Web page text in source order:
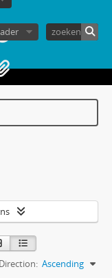
Direction: Ascending